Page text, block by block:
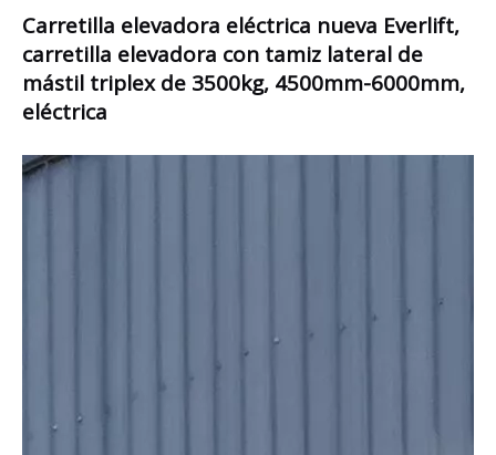
Carretilla elevadora eléctrica nueva Everlift,
carretilla elevadora con tamiz lateral de
mástil triplex de 3500kg, 4500mm-6000mm,
eléctrica